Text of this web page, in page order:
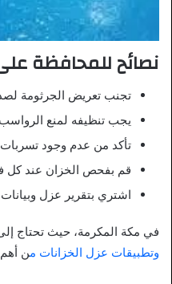
نصائح للمحافظة
تجنب تعريض الجرثومة
يجب تنظيفه لمنع الرواسب
تأكد من عدم وجود
قم بفحص الخزان عند كل
اشتري بتقرير عزل
في مكة المكرمة، حيث تحتاج
وتطبيقات عزل الخزانات من